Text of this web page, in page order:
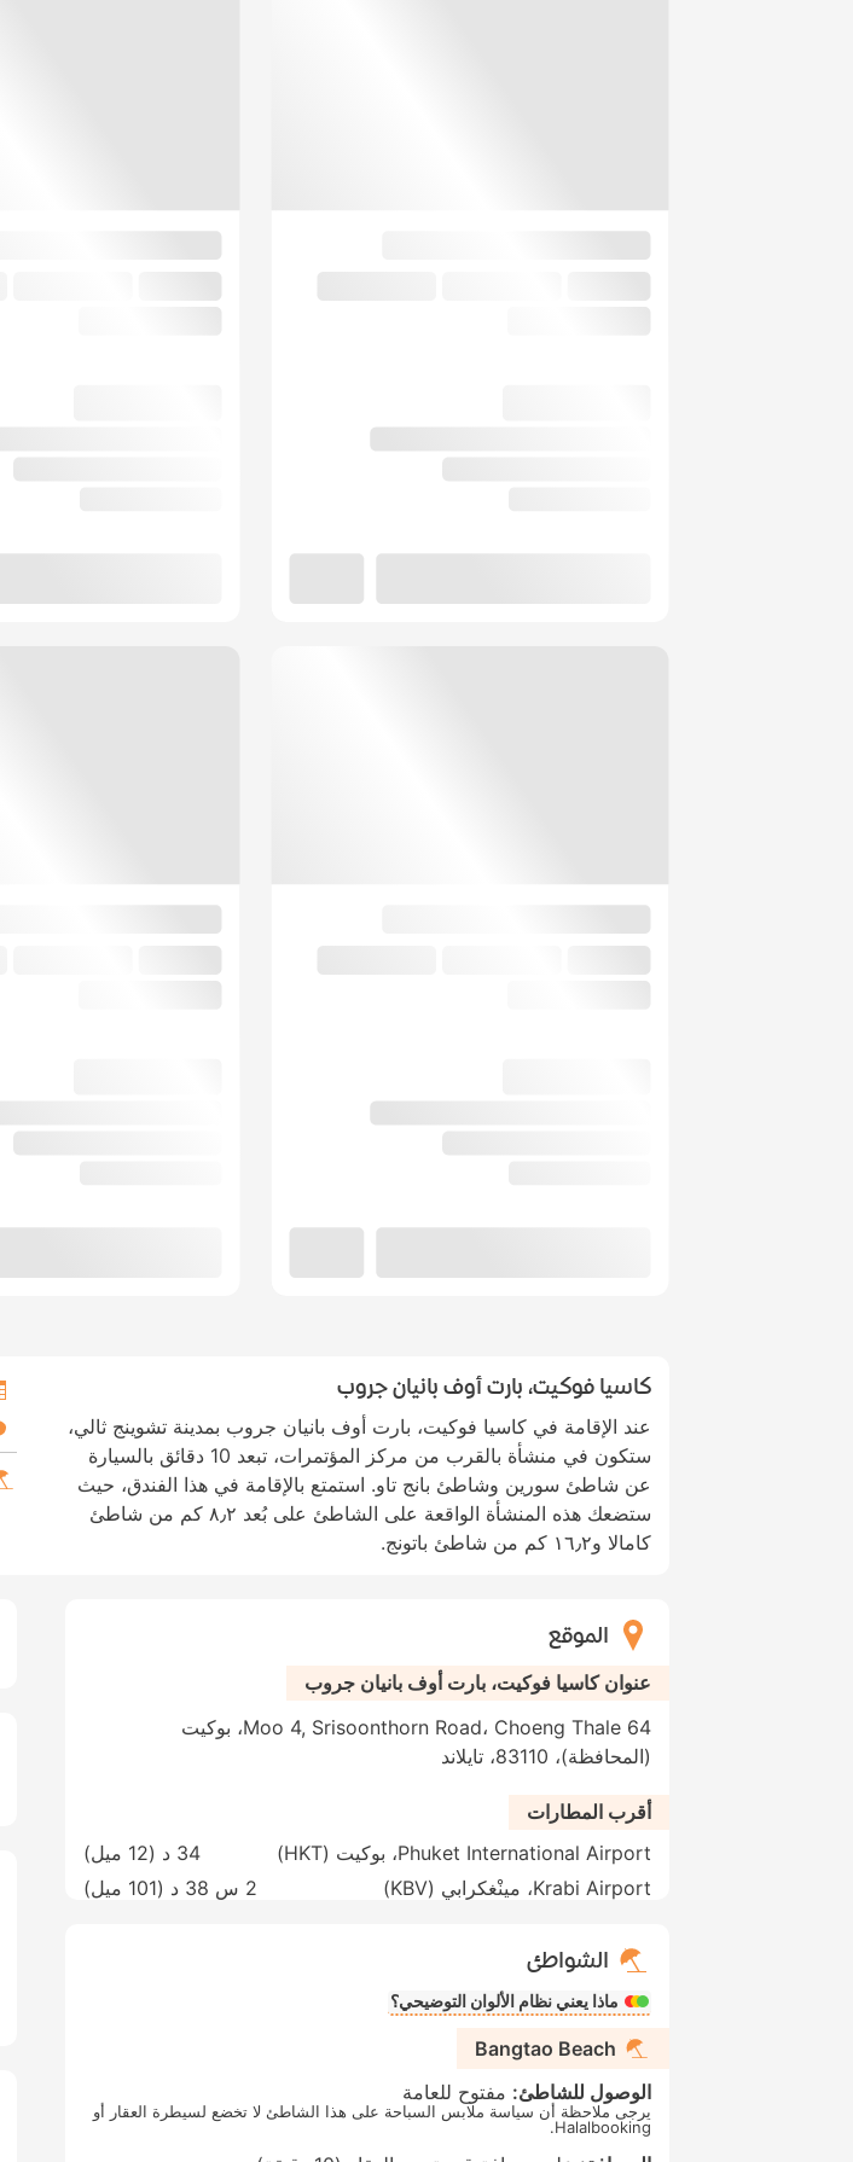
كاسيا فوكيت، بارت أوف بانيان جروب
عند الإقامة في كاسيا فوكيت، بارت أوف بانيان جروب بمدينة تشوينج ثالي،
ستكون في منشأة بالقرب من مركز المؤتمرات، تبعد 10 دقائق بالسيارة
عن شاطئ سورين وشاطئ بانج تاو. استمتع بالإقامة في هذا الفندق، حيث
ستضعك هذه المنشأة الواقعة على الشاطئ على بُعد ٨٫٢ كم من شاطئ
كامالا و١٦٫٢ كم من شاطئ باتونج.
الموقع
عنوان كاسيا فوكيت، بارت أوف بانيان جروب
64 Moo 4, Srisoonthorn Road، Choeng Thale، بوكيت
(المحافظة)، 83110، تايلاند
أقرب المطارات
Phuket International Airport، بوكيت (HKT)
34 د ( 12 ميل
)
Krabi Airport، مينْغكرابي (KBV)
2 س 38 د ( 101 ميل )
الشواطئ
ماذا يعني نظام الألوان التوضيحي؟
Bangtao Beach
الوصول للشاطئ: مفتوح للعامة
يرجى ملاحظة أن سياسة ملابس السباحة على هذا الشاطئ لا تخضع لسيطرة العقار أو
Halalbooking.